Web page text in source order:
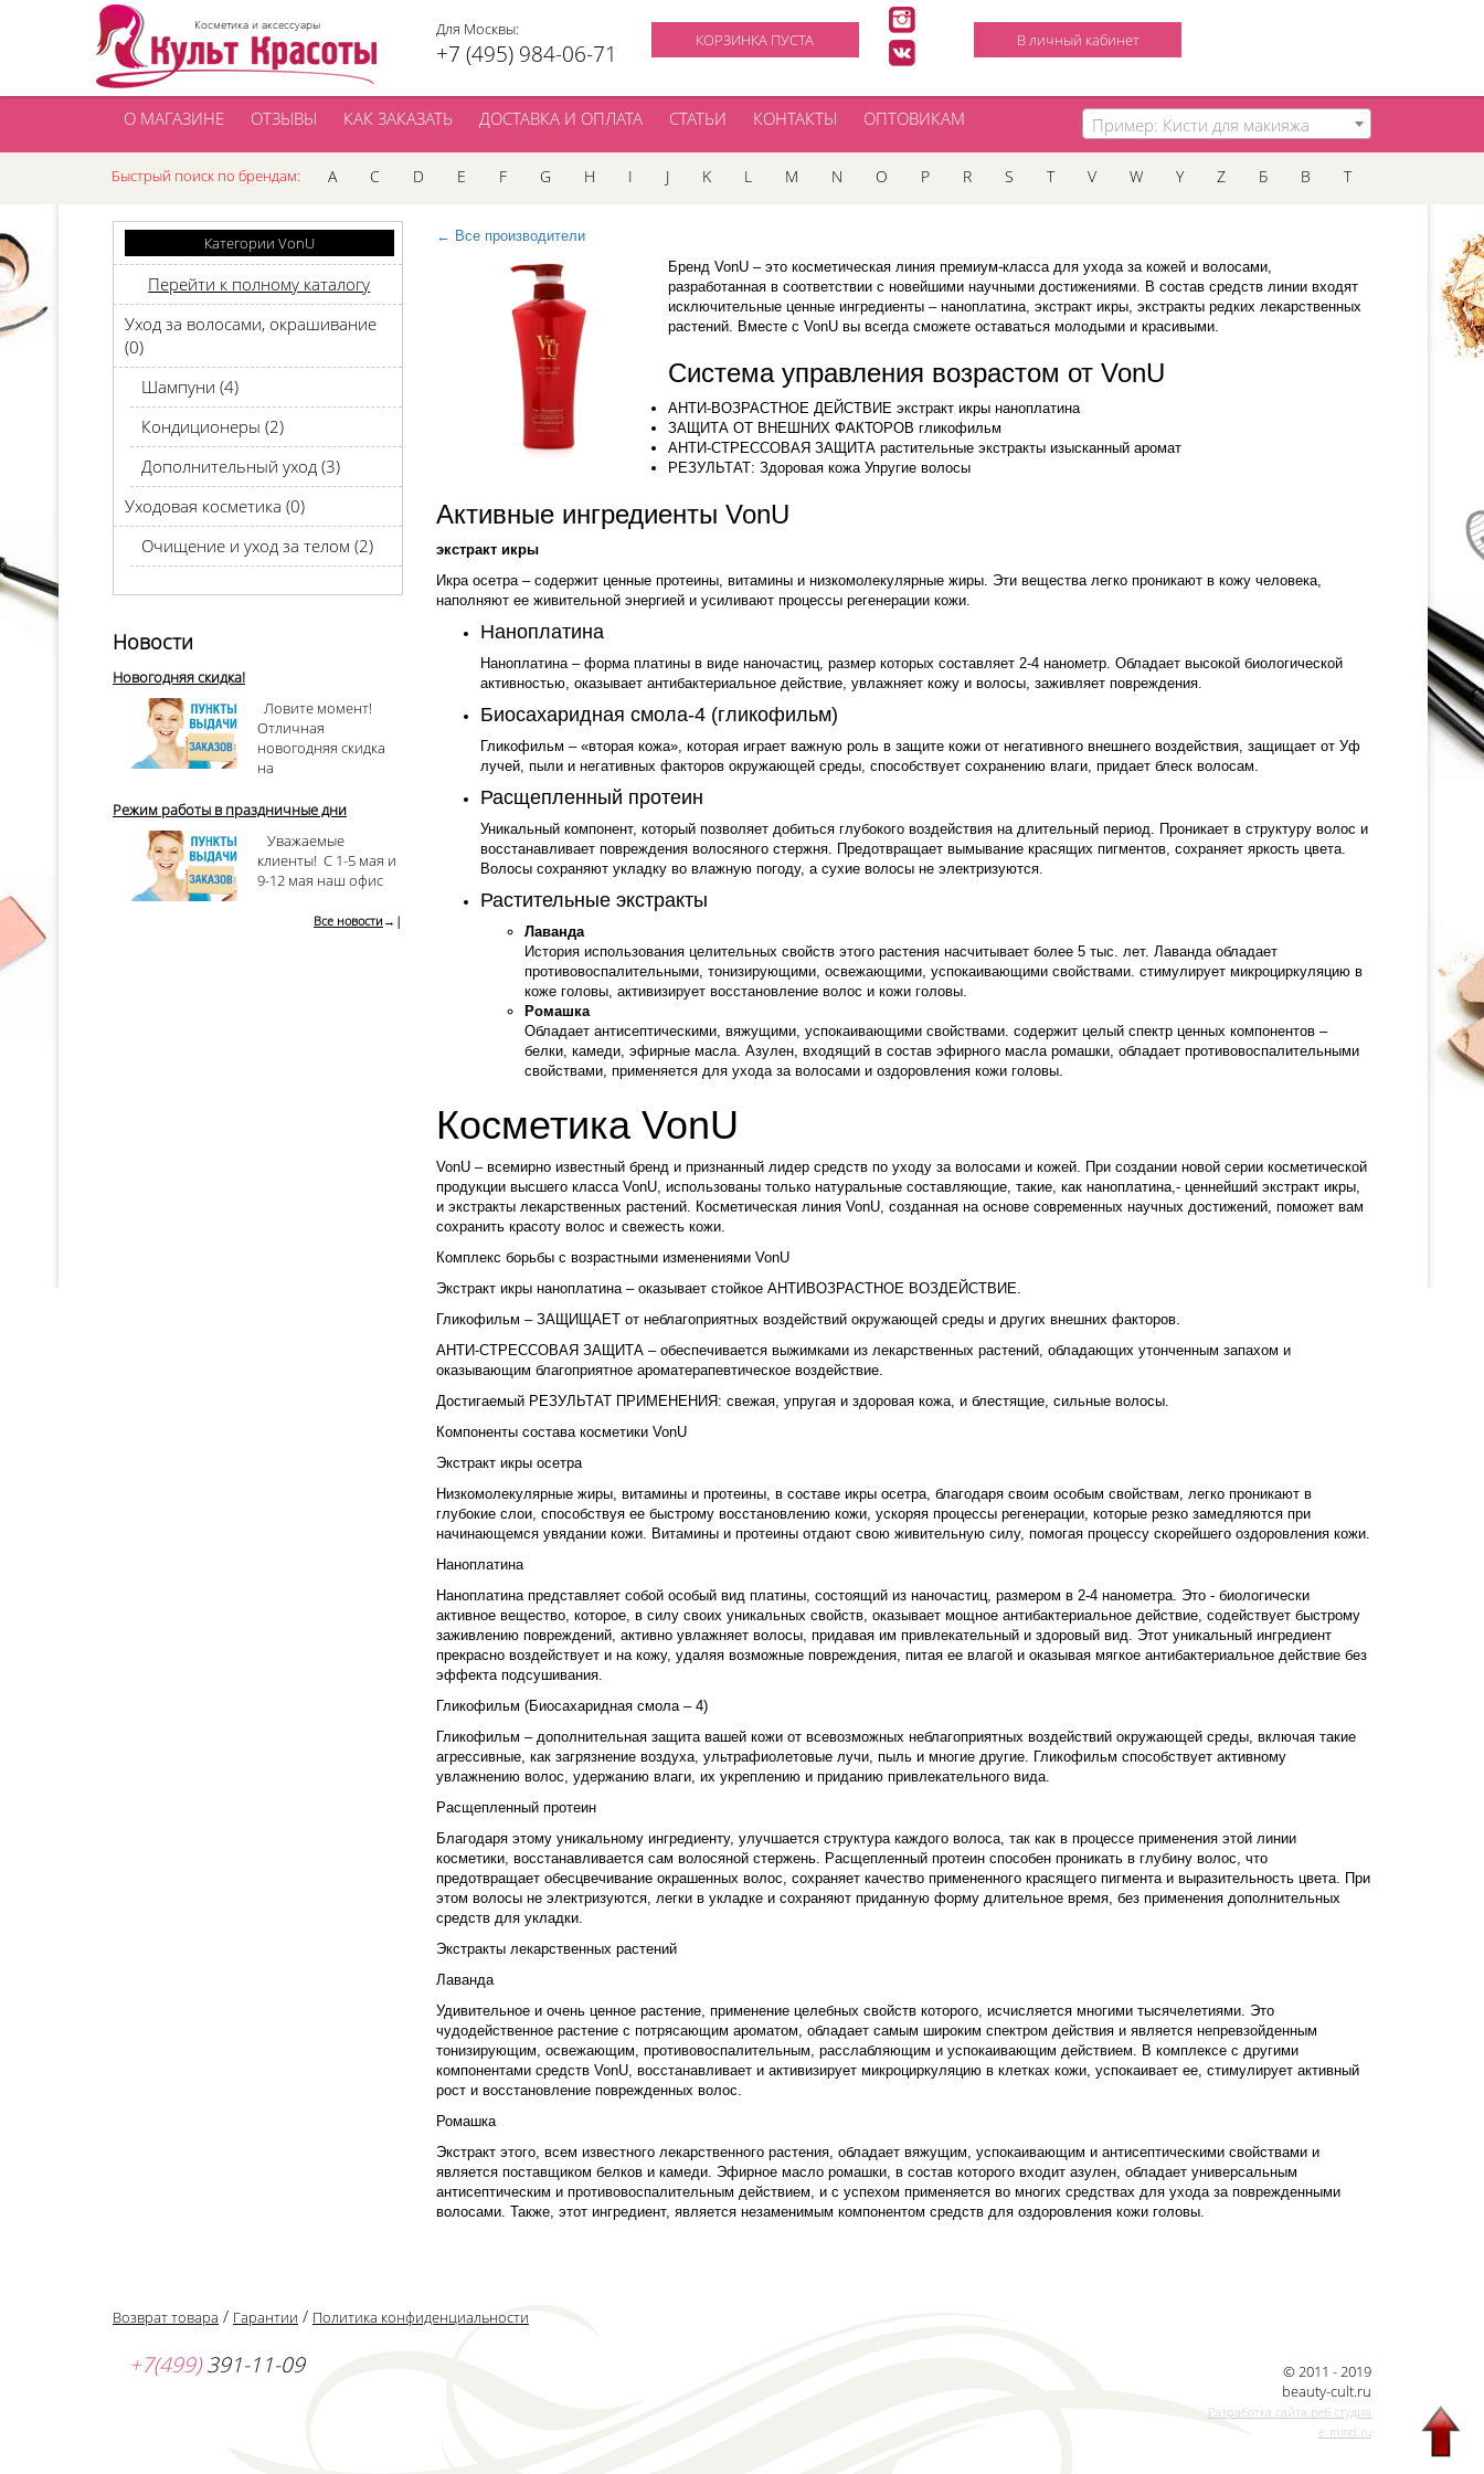
Косметика и аксессуары Для Москвы:
+7 (495) 984-06-71
КОРЗИНКА ПУСТА В личный кабинет
О МАГАЗИНЕ ОТЗЫВЫ КАК ЗАКАЗАТЬ ДОСТАВКА И ОПЛАТА СТАТЬИ КОНТАКТЫ ОПТОВИКАМ Пример: Кисти для макияжа
Быстрый поиск по брендам: A C D E F G H I J K L M N O P R S T V W Y Z Б В Т
Категории VonU
Перейти к полному каталогу
Уход за волосами, окрашивание
(0)
Шампуни (4)
Кондиционеры (2)
Дополнительный уход (3)
Уходовая косметика (0)
Очищение и уход за телом (2)
Новости
Новогодняя скидка!
Ловите момент!
Отличная
новогодняя скидка
на
Режим работы в праздничные дни
Уважаемые
клиенты! С 1-5 мая и
9-12 мая наш офис
Все новости →|
← Все производители
Бренд VonU – это косметическая линия премиум-класса для ухода за кожей и волосами,
разработанная в соответствии с новейшими научными достижениями. В состав средств линии входят
исключительные ценные ингредиенты – наноплатина, экстракт икры, экстракты редких лекарственных
растений. Вместе с VonU вы всегда сможете оставаться молодыми и красивыми.
Система управления возрастом от VonU
АНТИ-ВОЗРАСТНОЕ ДЕЙСТВИЕ экстракт икры наноплатина
ЗАЩИТА ОТ ВНЕШНИХ ФАКТОРОВ гликофильм
АНТИ-СТРЕССОВАЯ ЗАЩИТА растительные экстракты изысканный аромат
РЕЗУЛЬТАТ: Здоровая кожа Упругие волосы
Активные ингредиенты VonU
экстракт икры
Икра осетра – содержит ценные протеины, витамины и низкомолекулярные жиры. Эти вещества легко проникают в кожу человека,
наполняют ее живительной энергией и усиливают процессы регенерации кожи.
Наноплатина
Наноплатина – форма платины в виде наночастиц, размер которых составляет 2-4 нанометр. Обладает высокой биологической
активностью, оказывает антибактериальное действие, увлажняет кожу и волосы, заживляет повреждения.
Биосахаридная смола-4 (гликофильм)
Гликофильм – «вторая кожа», которая играет важную роль в защите кожи от негативного внешнего воздействия, защищает от Уф
лучей, пыли и негативных факторов окружающей среды, способствует сохранению влаги, придает блеск волосам.
Расщепленный протеин
Уникальный компонент, который позволяет добиться глубокого воздействия на длительный период. Проникает в структуру волос и
восстанавливает повреждения волосяного стержня. Предотвращает вымывание красящих пигментов, сохраняет яркость цвета.
Волосы сохраняют укладку во влажную погоду, а сухие волосы не электризуются.
Растительные экстракты
Лаванда
История использования целительных свойств этого растения насчитывает более 5 тыс. лет. Лаванда обладает
противовоспалительными, тонизирующими, освежающими, успокаивающими свойствами. стимулирует микроциркуляцию в
коже головы, активизирует восстановление волос и кожи головы.
Ромашка
Обладает антисептическими, вяжущими, успокаивающими свойствами. содержит целый спектр ценных компонентов –
белки, камеди, эфирные масла. Азулен, входящий в состав эфирного масла ромашки, обладает противовоспалительными
свойствами, применяется для ухода за волосами и оздоровления кожи головы.
Косметика VonU
VonU – всемирно известный бренд и признанный лидер средств по уходу за волосами и кожей. При создании новой серии косметической
продукции высшего класса VonU, использованы только натуральные составляющие, такие, как наноплатина,- ценнейший экстракт икры,
и экстракты лекарственных растений. Косметическая линия VonU, созданная на основе современных научных достижений, поможет вам
сохранить красоту волос и свежесть кожи.
Комплекс борьбы с возрастными изменениями VonU
Экстракт икры наноплатина – оказывает стойкое АНТИВОЗРАСТНОЕ ВОЗДЕЙСТВИЕ.
Гликофильм – ЗАЩИЩАЕТ от неблагоприятных воздействий окружающей среды и других внешних факторов.
АНТИ-СТРЕССОВАЯ ЗАЩИТА – обеспечивается выжимками из лекарственных растений, обладающих утонченным запахом и
оказывающим благоприятное ароматерапевтическое воздействие.
Достигаемый РЕЗУЛЬТАТ ПРИМЕНЕНИЯ: свежая, упругая и здоровая кожа, и блестящие, сильные волосы.
Компоненты состава косметики VonU
Экстракт икры осетра
Низкомолекулярные жиры, витамины и протеины, в составе икры осетра, благодаря своим особым свойствам, легко проникают в
глубокие слои, способствуя ее быстрому восстановлению кожи, ускоряя процессы регенерации, которые резко замедляются при
начинающемся увядании кожи. Витамины и протеины отдают свою живительную силу, помогая процессу скорейшего оздоровления кожи.
Наноплатина
Наноплатина представляет собой особый вид платины, состоящий из наночастиц, размером в 2-4 нанометра. Это - биологически
активное вещество, которое, в силу своих уникальных свойств, оказывает мощное антибактериальное действие, содействует быстрому
заживлению повреждений, активно увлажняет волосы, придавая им привлекательный и здоровый вид. Этот уникальный ингредиент
прекрасно воздействует и на кожу, удаляя возможные повреждения, питая ее влагой и оказывая мягкое антибактериальное действие без
эффекта подсушивания.
Гликофильм (Биосахаридная смола – 4)
Гликофильм – дополнительная защита вашей кожи от всевозможных неблагоприятных воздействий окружающей среды, включая такие
агрессивные, как загрязнение воздуха, ультрафиолетовые лучи, пыль и многие другие. Гликофильм способствует активному
увлажнению волос, удержанию влаги, их укреплению и приданию привлекательного вида.
Расщепленный протеин
Благодаря этому уникальному ингредиенту, улучшается структура каждого волоса, так как в процессе применения этой линии
косметики, восстанавливается сам волосяной стержень. Расщепленный протеин способен проникать в глубину волос, что
предотвращает обесцвечивание окрашенных волос, сохраняет качество примененного красящего пигмента и выразительность цвета. При
этом волосы не электризуются, легки в укладке и сохраняют приданную форму длительное время, без применения дополнительных
средств для укладки.
Экстракты лекарственных растений
Лаванда
Удивительное и очень ценное растение, применение целебных свойств которого, исчисляется многими тысячелетиями. Это
чудодейственное растение с потрясающим ароматом, обладает самым широким спектром действия и является непревзойденным
тонизирующим, освежающим, противовоспалительным, расслабляющим и успокаивающим действием. В комплексе с другими
компонентами средств VonU, восстанавливает и активизирует микроциркуляцию в клетках кожи, успокаивает ее, стимулирует активный
рост и восстановление поврежденных волос.
Ромашка
Экстракт этого, всем известного лекарственного растения, обладает вяжущим, успокаивающим и антисептическими свойствами и
является поставщиком белков и камеди. Эфирное масло ромашки, в состав которого входит азулен, обладает универсальным
антисептическим и противовоспалительным действием, и с успехом применяется во многих средствах для ухода за поврежденными
волосами. Также, этот ингредиент, является незаменимым компонентом средств для оздоровления кожи головы.
Возврат товара / Гарантии / Политика конфиденциальности
+7(499)391-11-09
© 2011 - 2019
beauty-cult.ru
Разработка сайта веб студия
e-mind.ru